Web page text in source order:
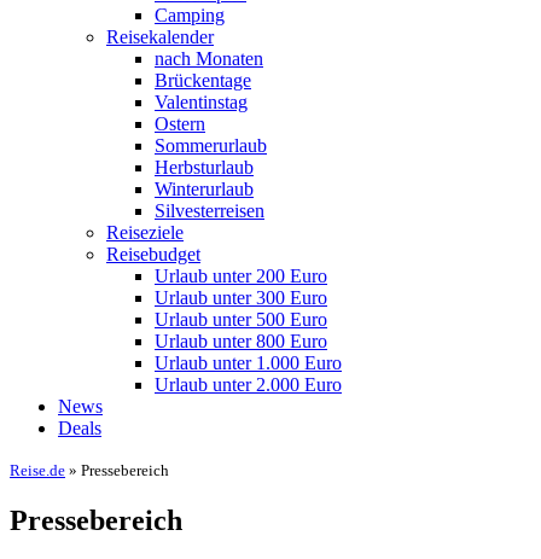
Camping
Reisekalender
nach Monaten
Brückentage
Valentinstag
Ostern
Sommerurlaub
Herbsturlaub
Winterurlaub
Silvesterreisen
Reiseziele
Reisebudget
Urlaub unter 200 Euro
Urlaub unter 300 Euro
Urlaub unter 500 Euro
Urlaub unter 800 Euro
Urlaub unter 1.000 Euro
Urlaub unter 2.000 Euro
News
Deals
Reise.de » Pressebereich
Pressebereich